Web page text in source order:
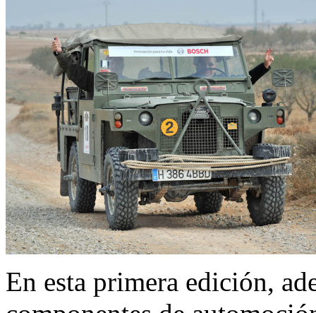
En esta primera edición,